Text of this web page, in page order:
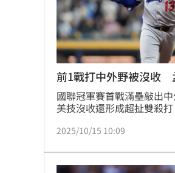
前1戰打中外野被沒收
國聯冠軍賽首戰滿壘敲出
美技沒收還形成超扯雙殺
中外野手接不到了，孟西今
2025/10/15 10:09